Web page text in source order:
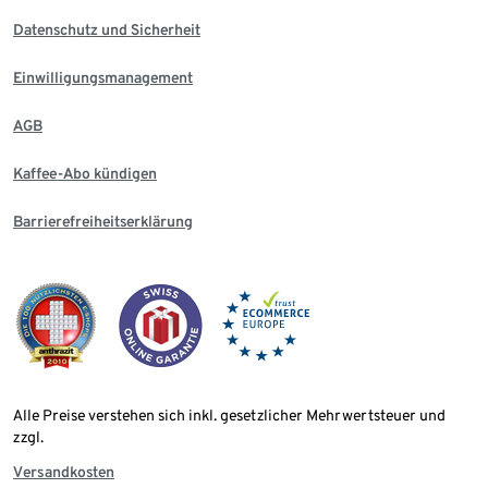
Datenschutz und Sicherheit
Einwilligungsmanagement
AGB
Kaffee-Abo kündigen
Barrierefreiheitserklärung
Alle Preise verstehen sich inkl. gesetzlicher Mehrwertsteuer und
zzgl.
Versandkosten